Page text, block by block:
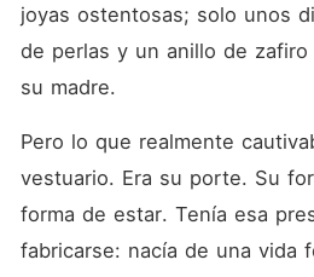
joyas ostentosas; solo unos
de perlas y un anillo de
su madre.
Pero lo que realmente
vestuario. Era su porte. Su
forma de estar. Tenía esa
fabricarse: nacía de una vida